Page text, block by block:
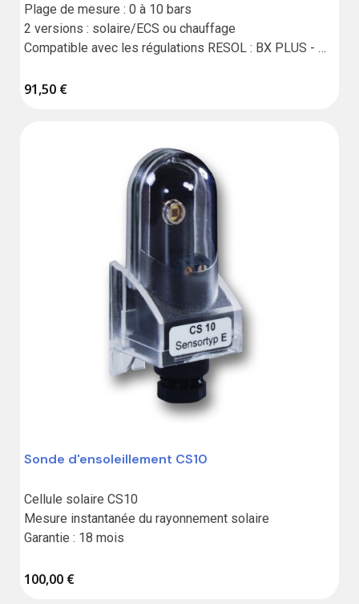
Plage de mesure : 0 à 10 bars
2 versions : solaire/ECS ou chauffage
Compatible avec les régulations RESOL : BX PLUS -
Garantie :18 mois
91,50 €
Sonde d'ensoleillement CS10
Cellule solaire CS10
Mesure instantanée du rayonnement solaire
Garantie : 18 mois
100,00 €